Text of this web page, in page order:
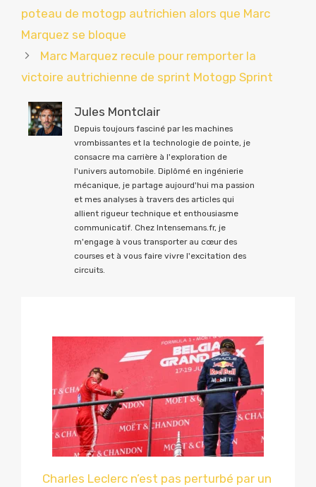
poteau de motogp autrichien alors que Marc
Marquez se bloque
Marc Marquez recule pour remporter la
victoire autrichienne de sprint Motogp Sprint
Jules Montclair
Depuis toujours fasciné par les machines
vrombissantes et la technologie de pointe, je
consacre ma carrière à l'exploration de
l'univers automobile. Diplômé en ingénierie
mécanique, je partage aujourd'hui ma passion
et mes analyses à travers des articles qui
allient rigueur technique et enthousiasme
communicatif. Chez Intensemans.fr, je
m'engage à vous transporter au cœur des
courses et à vous faire vivre l'excitation des
circuits.
Charles Leclerc n’est pas perturbé par un